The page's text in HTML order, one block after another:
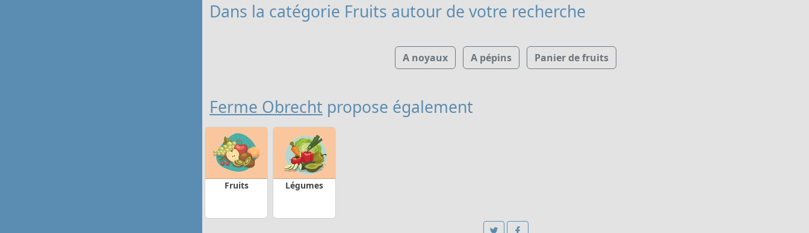
Dans la catégorie Fruits autour de votre recherche
A noyaux A pépins Panier de fruits
Ferme Obrecht propose également
Fruits Légumes